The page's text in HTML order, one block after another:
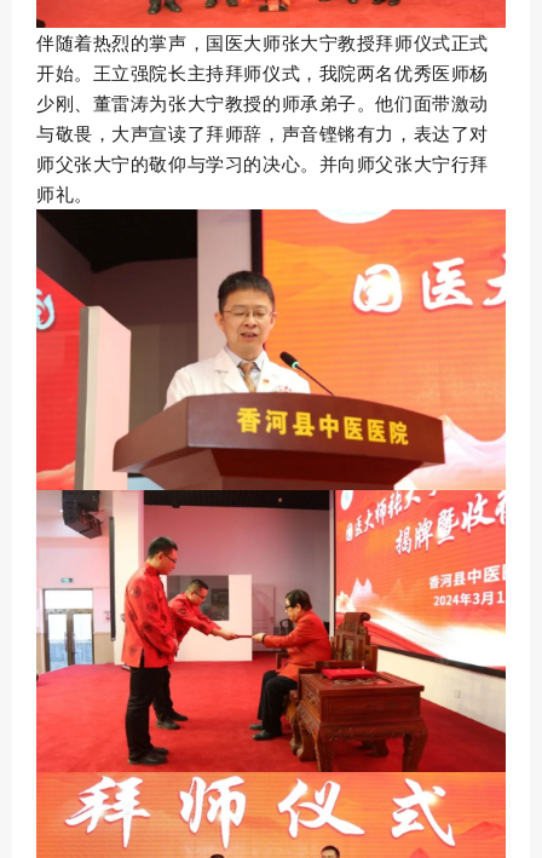
伴随着热烈的掌声，国医大师张大宁教授拜师仪式正式
开始。王立强院长主持拜师仪式，我院两名优秀医师杨
少刚、董雷涛为张大宁教授的师承弟子。他们面带激动
与敬畏，大声宣读了拜师辞，声音铿锵有力，表达了对
师父张大宁的敬仰与学习的决心。并向师父张大宁行拜
师礼。